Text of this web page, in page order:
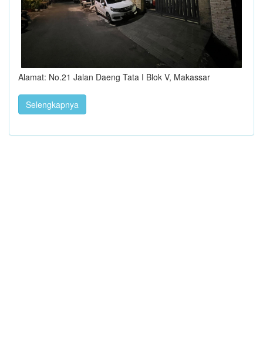
Alamat: No.21 Jalan Daeng Tata I Blok V, Makassar
Selengkapnya